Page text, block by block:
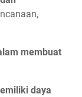
membuat
daya